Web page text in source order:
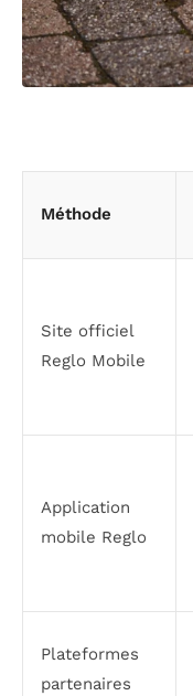
Méthode
Site officiel
Reglo Mobile
Application
mobile Reglo
Plateformes
partenaires